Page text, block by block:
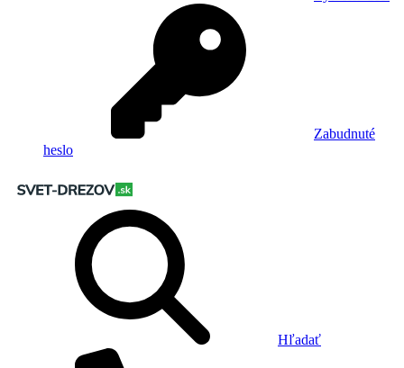
Zabudnuté
heslo
Hľadať